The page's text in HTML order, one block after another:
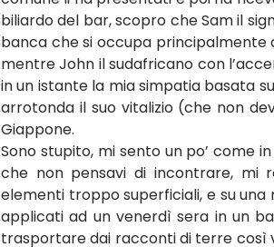
biliardo del bar, scopro che Sam il
banca che si occupa principalmente
mentre John il sudafricano con
in un istante la mia simpatia basata
arrotonda il suo vitalizio (che non
Giappone.
Sono stupito, mi sento un po’ come
che non pensavi di incontrare, mi
elementi troppo superficiali, e su
applicati ad un venerdì sera in un
trasportare dai racconti di terre così